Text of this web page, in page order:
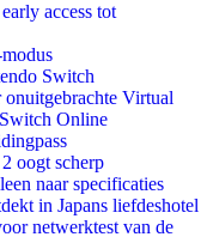
access tot
Switch
onuitgebrachte Virtual
Online
oogt scherp
naar specificaties
in Japans liefdeshotel
netwerktest van de